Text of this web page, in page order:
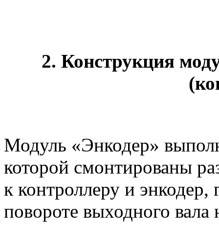
2. Конструкция
Модуль «Энкодер»
которой смонтированы
к контроллеру и
повороте выходного